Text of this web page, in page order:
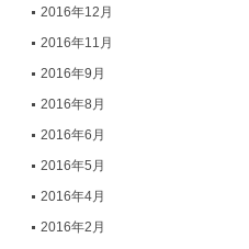
2016年12月
2016年11月
2016年9月
2016年8月
2016年6月
2016年5月
2016年4月
2016年2月